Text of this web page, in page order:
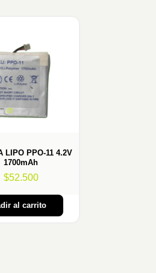
LIPO PPO-11 4.2V
1700mAh
$52.500
al carrito